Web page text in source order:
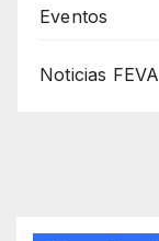
Eventos
Noticias FEVA